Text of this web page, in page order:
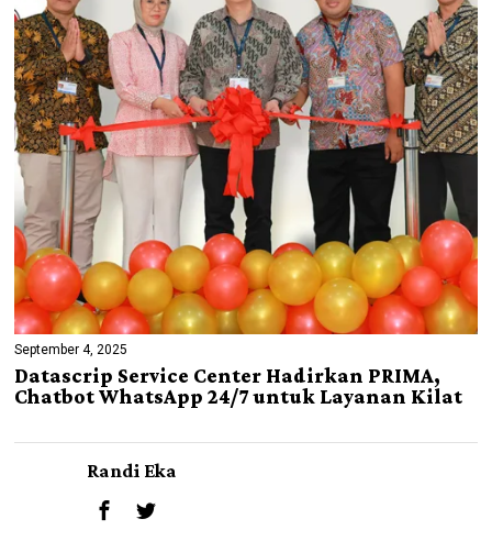
September 4, 2025
Datascrip Service Center Hadirkan PRIMA,
Chatbot WhatsApp 24/7 untuk Layanan Kilat
Randi Eka